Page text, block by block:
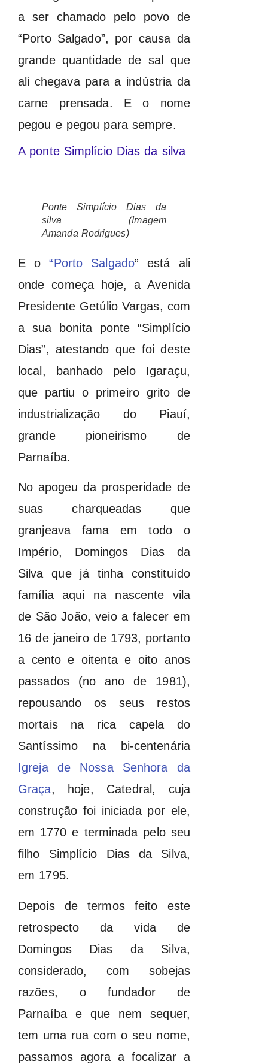
a ser chamado pelo povo de
“Porto Salgado”, por causa da
grande quantidade de sal que
ali chegava para a indústria da
carne prensada. E o nome
pegou e pegou para sempre.
A ponte Simplício Dias da silva
Ponte Simplício Dias da
silva (Imagem
Amanda Rodrigues)
E o“Porto Salgado” está ali
onde começa hoje, a Avenida
Presidente Getúlio Vargas, com
a sua bonita ponte “Simplício
Dias”, atestando que foi deste
local, banhado pelo Igaraçu,
que partiu o primeiro grito de
industrialização do Piauí,
grande pioneirismo de
Parnaíba.
No apogeu da prosperidade de
suas charqueadas que
granjeava fama em todo o
Império, Domingos Dias da
Silva que já tinha constituído
família aqui na nascente vila
de São João, veio a falecer em
16 de janeiro de 1793, portanto
a cento e oitenta e oito anos
passados (no ano de 1981),
repousando os seus restos
mortais na rica capela do
Santíssimo na bi-centenária
Igreja de Nossa Senhora da
Graça, hoje, Catedral, cuja
construção foi iniciada por ele,
em 1770 e terminada pelo seu
filho Simplício Dias da Silva,
em 1795.
Depois de termos feito este
retrospecto da vida de
Domingos Dias da Silva,
considerado, com sobejas
razões, o fundador de
Parnaíba e que nem sequer,
tem uma rua com o seu nome,
passamos agora a focalizar a